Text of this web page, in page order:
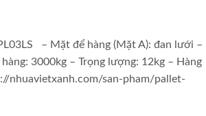
– Mặt để hàng (Mặt A): đan lưới –
3000kg – Trọng lượng: 12kg – Hàng
nhuavietxanh.com/san-pham/pallet-